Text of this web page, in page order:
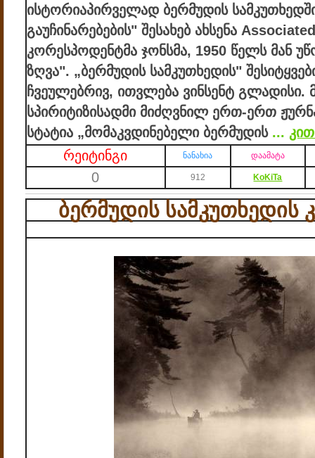
ისტორიაპირველად ბერმუდის
გაუჩინარებების" შესახებ ახსენა
კორესპოდენტმა ჯონსმა, 1950 წელს მან
ზღვა". „ბერმუდის სამკუთხედის"
ჩვეულებრივ, ითვლება ვინსენტ გლადისი.
სპირიტიზისადმი მიძღვნილ ერთ-ერთ
სტატია „მომაკვდინებელი ბერმუდის ...
რეიტინგი
ნანახია დაამატა
0 912 KoKiTa
ბერმუდის სამკუთხედის